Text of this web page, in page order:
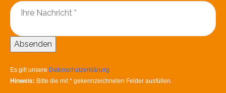
Absenden
Es gilt unsere Datenschutzerklärung
Hinweis: Bitte die mit* gekennzeichneten Felder ausfüllen.